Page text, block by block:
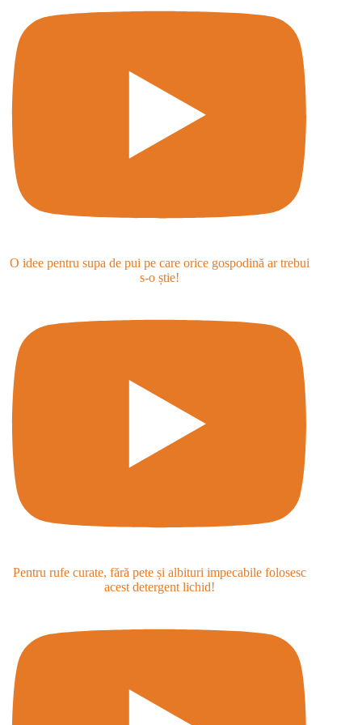
O idee pentru supa de pui pe care orice gospodină ar trebui
s-o știe!
Pentru rufe curate, fără pete și albituri impecabile folosesc
acest detergent lichid!